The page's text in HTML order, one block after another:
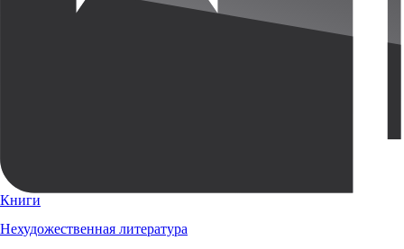
Книги
Нехудожественная литература